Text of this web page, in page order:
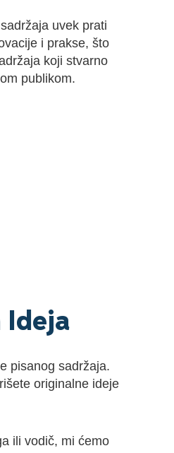
uvek prati
i prakse, što
koji stvarno
publikom.
Ideja
pisanog sadržaja.
originalne ideje
ili vodič, mi ćemo